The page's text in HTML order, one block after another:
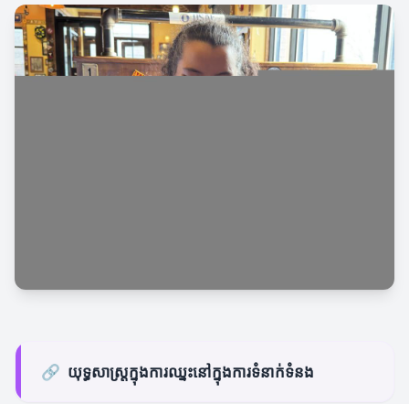
🔗 យុទ្ធសាស្ត្រក្នុងការឈ្នះនៅក្នុងការទំនាក់ទំនង